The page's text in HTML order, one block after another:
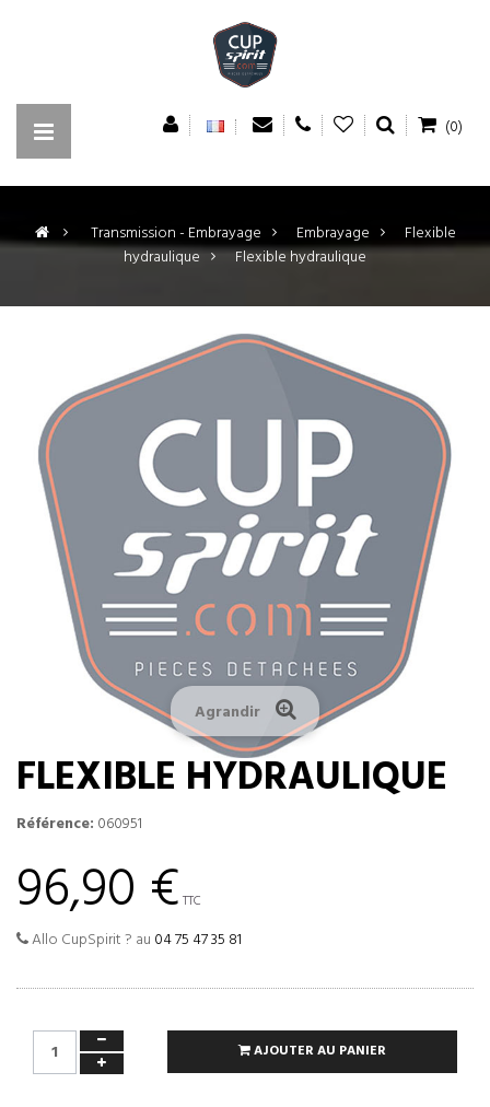
(0)
> Transmission - Embrayage > Embrayage >
Flexible
hydraulique > Flexible hydraulique
Agrandir
FLEXIBLE HYDRAULIQUE
Référence: 060951
96,90 € TTC
Allo CupSpirit ? au 04 75 47 35 81
AJOUTER AU PANIER